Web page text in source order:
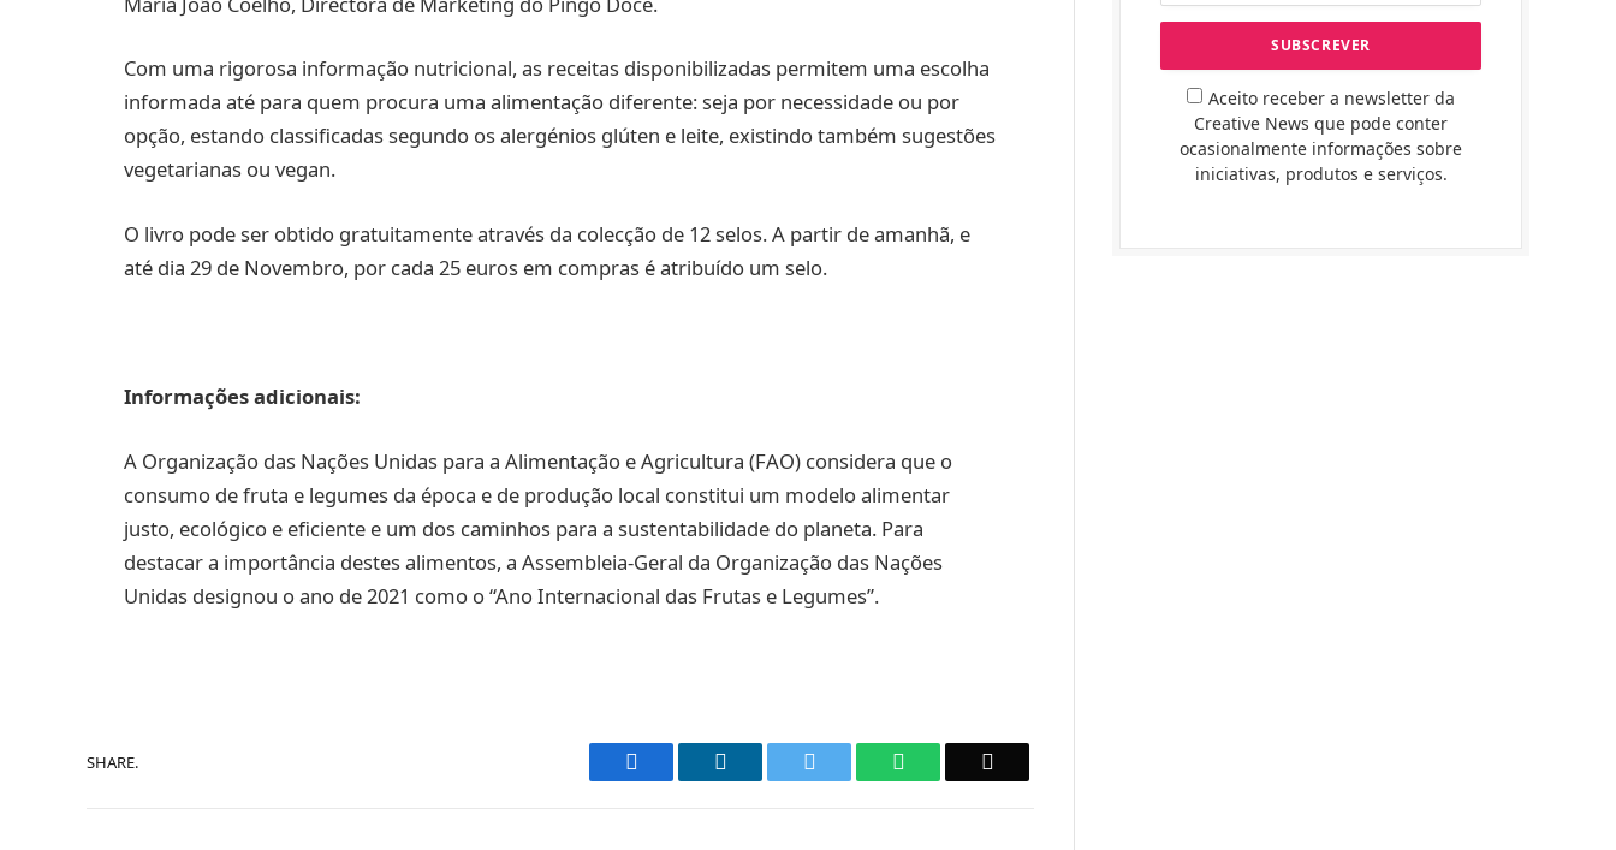
Com uma rigorosa informação nutricional, as receitas disponibilizadas permitem uma escolha
informada até para quem procura uma alimentação diferente: seja por necessidade ou por
opção, estando classificadas segundo os alergénios glúten e leite, existindo também sugestões
vegetarianas ou vegan.
O livro pode ser obtido gratuitamente através da colecção de 12 selos. A partir de amanhã, e
até dia 29 de Novembro, por cada 25 euros em compras é atribuído um selo.
Informações adicionais:
A Organização das Nações Unidas para a Alimentação e Agricultura (FAO) considera que o
consumo de fruta e legumes da época e de produção local constitui um modelo alimentar
justo, ecológico e eficiente e um dos caminhos para a sustentabilidade do planeta. Para
destacar a importância destes alimentos, a Assembleia-Geral da Organização das Nações
Unidas designou o ano de 2021 como o “Ano Internacional das Frutas e Legumes”.
SHARE. Facebook LinkedIn WhatsApp
Aceito receber a newsletter da
Creative News que pode conter
ocasionalmente informações sobre
iniciativas, produtos e serviços.